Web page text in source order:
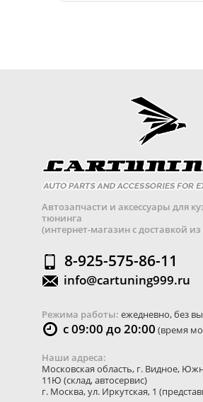
Автозапчасти и аксессуары для
тюнинга
(интернет-магазин с доставкой
8-925-575-86-11
info@cartuning999.ru
Режима работы: ежедневно, без
с 09:00 до 20:00 (время
Наши адреса:
Московская область, г. Видное,
11Ю (склад, автосервис)
г. Москва,ул. Иркутская, 1